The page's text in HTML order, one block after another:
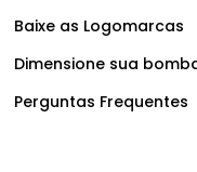
Baixe as Logomarcas
Dimensione sua
Perguntas Frequentes